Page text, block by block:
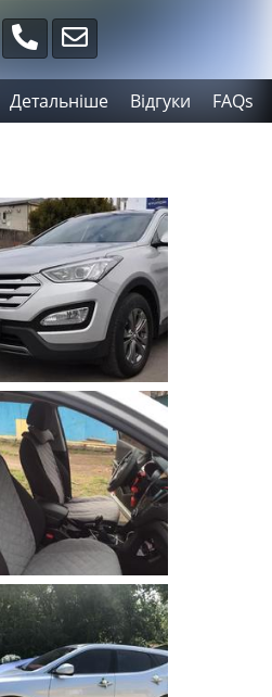
Детальніше Відгуки FAQs